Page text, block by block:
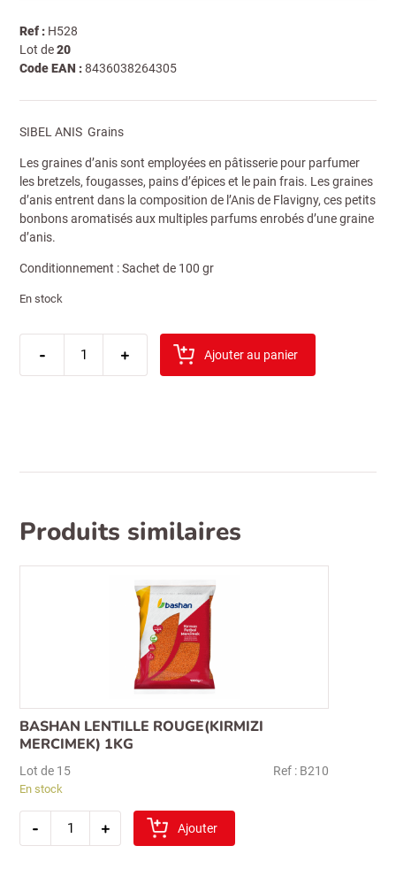
Ref : H528
Lot de20
Code EAN :8436038264305
SIBEL ANIS Grains
Les graines d’anis sont employées en pâtisserie pour parfumer
les bretzels, fougasses, pains d’épices et le pain frais. Les graines
d’anis entrent dans la composition de l’Anis de Flavigny, ces petits
bonbons aromatisés aux multiples parfums enrobés d’une graine
d’anis.
Conditionnement : Sachet de 100 gr
En stock
-
quantité
sibel
anis
+ Ajouter au panier
Produits similaires
BASHAN LENTILLE ROUGE(KIRMIZI
MERCIMEK) 1KG
Lot de 15 Ref : B210
En stock
-
quantité
+ Ajouter